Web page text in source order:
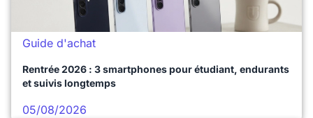
Guide d'achat
Rentrée 2026 : 3 smartphones pour étudiant, endurants
et suivis longtemps
05/08/2026